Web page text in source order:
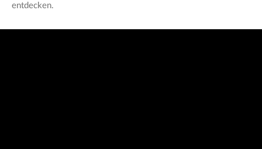
entdecken.